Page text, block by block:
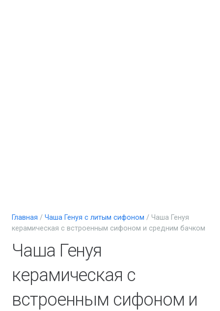
Главная / Чаша Генуя с литым сифоном / Чаша Генуя
керамическая с встроенным сифоном и средним бачком
Чаша Генуя
керамическая с
встроенным сифоном и